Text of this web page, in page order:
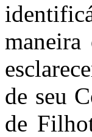
maneira
de seu
de